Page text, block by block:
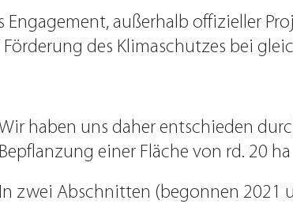
außerhalb offizieller
des Klimaschutzes bei
haben uns daher entschieden
Bepflanzung einer Fläche von rd. 20
In zwei Abschnitten (begonnen 2021